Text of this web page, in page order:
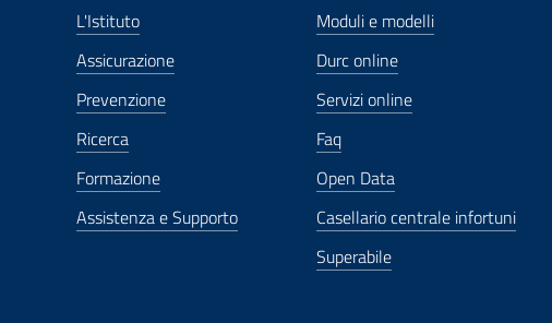
L'Istituto
Assicurazione
Prevenzione
Ricerca
Formazione
Assistenza e Supporto
Moduli e modelli
Durc online
Servizi online
Faq
Open Data
Casellario centrale infortuni
Superabile